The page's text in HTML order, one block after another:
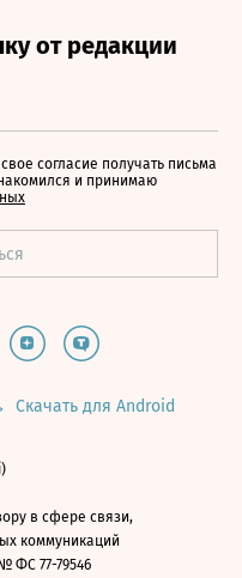
согласие получать письма
и принимаю
Скачать для Android
в сфере связи,
коммуникаций
ФС 77-79546